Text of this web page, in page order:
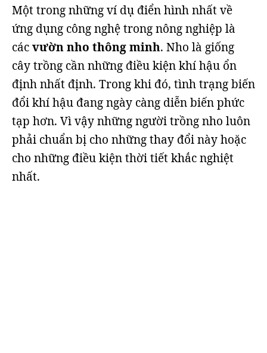
Một trong những ví dụ điển hình nhất về
ứng dụng công nghệ trong nông nghiệp là
cácvườn nho thông minh. Nho là giống
cây trồng cần những điều kiện khí hậu ổn
định nhất định. Trong khi đó, tình trạng biến
đổi khí hậu đang ngày càng diễn biến phức
tạp hơn. Vì vậy những người trồng nho luôn
phải chuẩn bị cho những thay đổi này hoặc
cho những điều kiện thời tiết khắc nghiệt
nhất.